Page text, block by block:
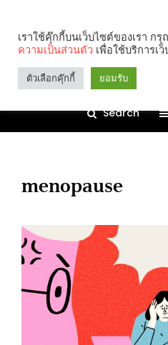
Search
menopause
เราใช้คุ๊กกี้บนเว็บไซต์ของเรา ก
ความเป็นส่วนตัว เพื่อใช้บริการเ
ตัวเลือกคุ๊กกี้ ยอมรับ